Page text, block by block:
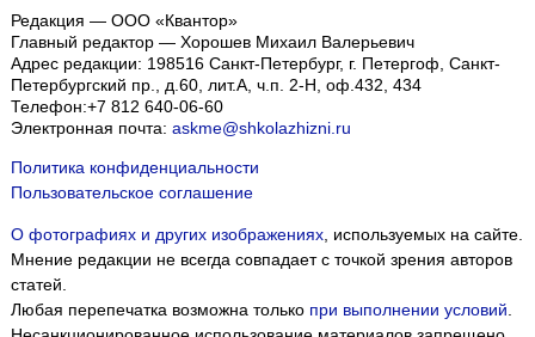
Редакция — ООО «Квантор»
Главный редактор — Хорошев Михаил Валерьевич
Адрес редакции: 198516 Санкт-Петербург, г. Петергоф, Санкт-
Петербургский пр., д.60, лит.А, ч.п. 2-Н, оф.432, 434
Телефон:+7 812 640-06-60
Электронная почта: askme@shkolazhizni.ru
Политика конфиденциальности
Пользовательское соглашение
О фотографиях и других изображениях, используемых на сайте.
Мнение редакции не всегда совпадает с точкой зрения авторов
статей.
Любая перепечатка возможна только при выполнении условий.